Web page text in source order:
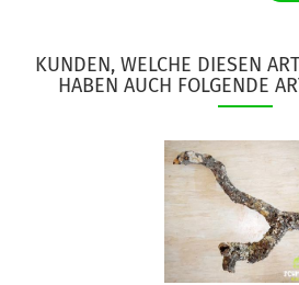
KUNDEN, WELCHE DIESEN
HABEN AUCH FOLGENDE